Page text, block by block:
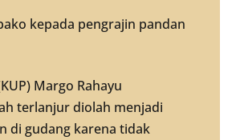
kepada pengrajin pandan
Margo Rahayu
terlanjur diolah menjadi
di gudang karena tidak